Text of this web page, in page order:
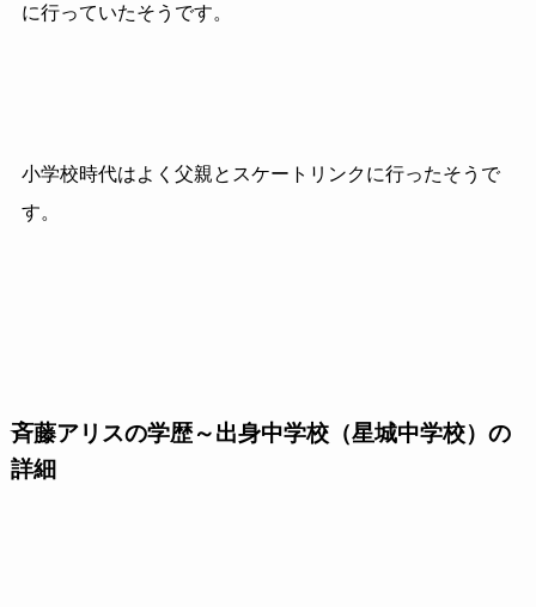
に行っていたそうです。
小学校時代はよく父親とスケートリンクに行ったそうで
す。
斉藤アリスの学歴～出身中学校（星城中学校）の
詳細